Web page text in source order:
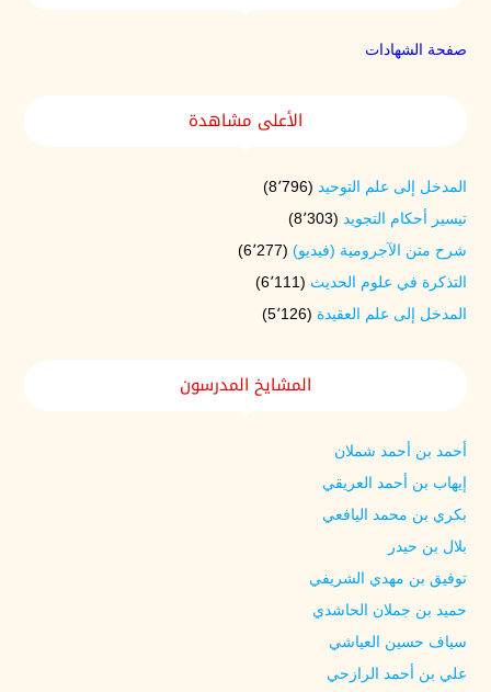
صفحة الشهادات
الأعلى مشاهدة
المدخل إلى علم التوحيد (8٬796)
تيسير أحكام التجويد (8٬303)
شرح متن الآجرومية (فيديو) (6٬277)
التذكرة في علوم الحديث (6٬111)
المدخل إلى علم العقيدة (5٬126)
المشايخ المدرسون
أحمد بن أحمد شملان
إيهاب بن أحمد العريقي
بكري بن محمد اليافعي
بلال بن حيدر
توفيق بن مهدي الشريفي
حميد بن جملان الحاشدي
سياف حسين العياشي
علي بن أحمد الرازحي